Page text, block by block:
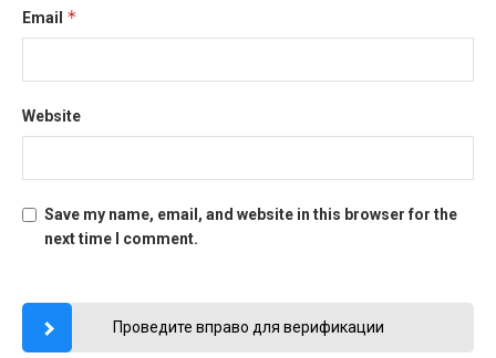
Email *
Website
Save my name, email, and website in this browser for the
next time I comment.
Проведите вправо для верификации